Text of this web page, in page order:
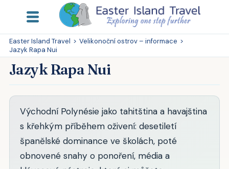
Easter Island Travel > Velikonoční ostrov – informace >
Jazyk Rapa Nui
Jazyk Rapa Nui
Východní Polynésie jako tahitština a havajština
s křehkým příběhem oživení: desetiletí
španělské dominance ve školách, poté
obnovené snahy o ponoření, média a